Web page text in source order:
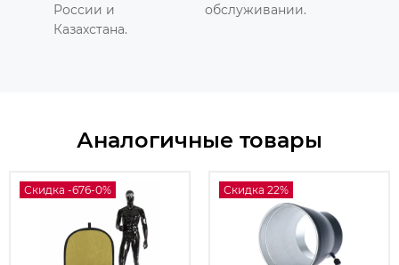
России и
Казахстана.
обслуживании.
Аналогичные товары
Скидка -676-0% Скидка 22%